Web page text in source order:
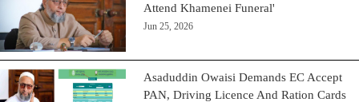
Attend Khamenei Funeral'
Jun 25, 2026
Asaduddin Owaisi Demands EC Accept
PAN, Driving Licence And Ration Cards